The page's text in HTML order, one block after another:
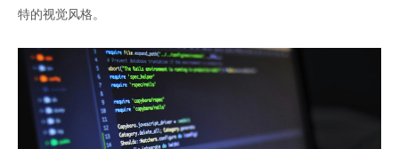
特的视觉风格。